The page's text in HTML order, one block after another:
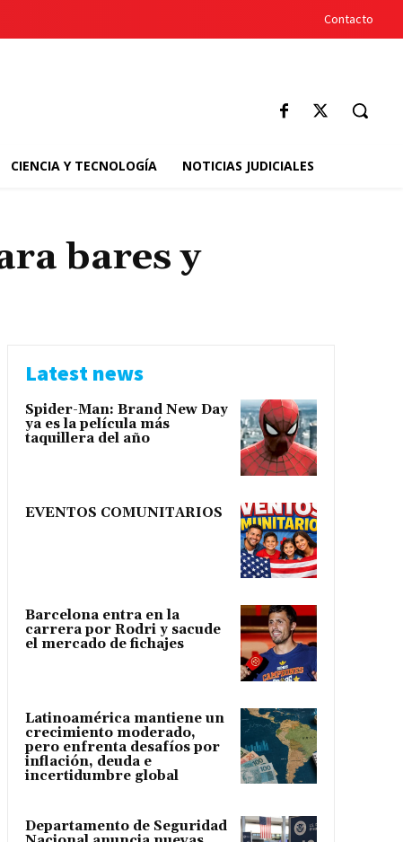
Contacto
CIENCIA Y TECNOLOGÍA NOTICIAS JUDICIALES
bares y
Latest news
Spider-Man: Brand New Day
ya es la película más
taquillera del año
EVENTOS COMUNITARIOS
Barcelona entra en la
carrera por Rodri y sacude
el mercado de fichajes
Latinoamérica mantiene un
crecimiento moderado,
pero enfrenta desafíos por
inflación, deuda e
incertidumbre global
Departamento de Seguridad